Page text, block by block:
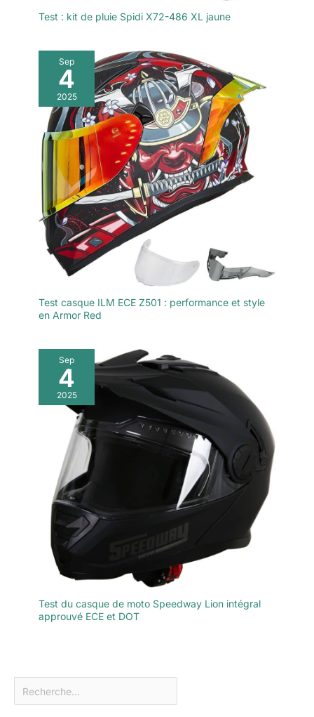
Test : kit de pluie Spidi X72-486 XL jaune
Sep
4
2025
Test casque ILM ECE Z501 : performance et style
en Armor Red
Sep
4
2025
Test du casque de moto Speedway Lion intégral
approuvé ECE et DOT